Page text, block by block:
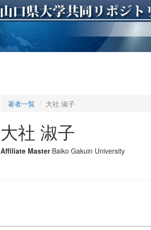
著者一覧 大社 淑子
大社 淑子
Affiliate Master Baiko Gakuin University